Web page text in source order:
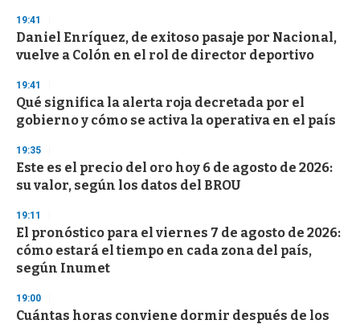
s
e
c
o
d
s
19:41
Daniel Enríquez, de exitoso pasaje por Nacional,
vuelve a Colón en el rol de director deportivo
19:41
Qué significa la alerta roja decretada por el
gobierno y cómo se activa la operativa en el país
19:35
Este es el precio del oro hoy 6 de agosto de 2026:
su valor, según los datos del BROU
19:11
El pronóstico para el viernes 7 de agosto de 2026:
cómo estará el tiempo en cada zona del país,
según Inumet
19:00
Cuántas horas conviene dormir después de los